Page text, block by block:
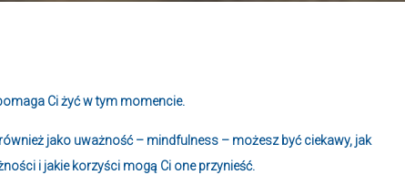
Ci żyć w tym momencie.
jako uważność – mindfulness – możesz być ciekawy, jak
i jakie korzyści mogą Ci one przynieść.